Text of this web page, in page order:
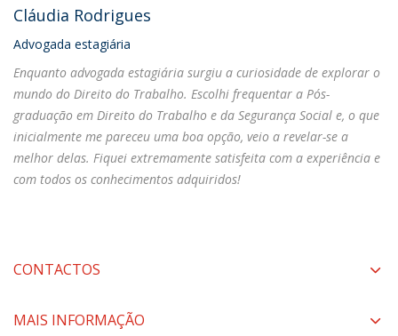
Cláudia Rodrigues
Advogada estagiária
Enquanto advogada estagiária surgiu a curiosidade de explorar o
mundo do Direito do Trabalho. Escolhi frequentar a Pós-
graduação em Direito do Trabalho e da Segurança Social e, o que
inicialmente me pareceu uma boa opção, veio a revelar-se a
melhor delas. Fiquei extremamente satisfeita com a experiência e
com todos os conhecimentos adquiridos!
CONTACTOS
MAIS INFORMAÇÃO